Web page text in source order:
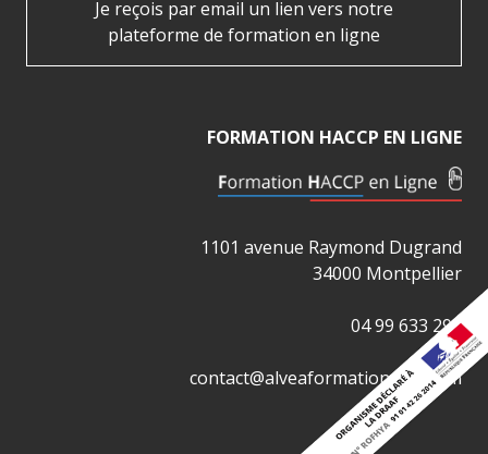
Je reçois par email un lien vers notre
plateforme de formation en ligne
FORMATION HACCP EN LIGNE
1101 avenue Raymond Dugrand
34000 Montpellier
04 99 633 290
contact@alveaformation-ifac.com